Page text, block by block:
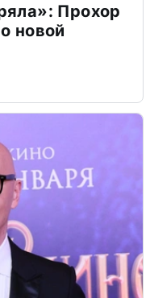
Прохор
новой